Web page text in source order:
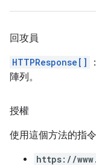
回攻員
HTTPResponse[]
陣列。
授權
使用這個方法的指
https://